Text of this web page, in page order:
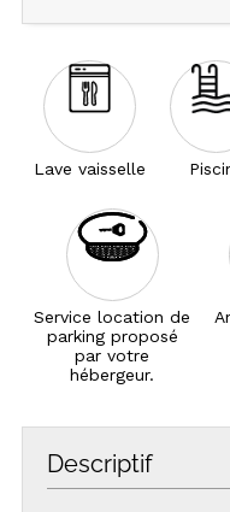
Lave vaisselle
Service location de
parking proposé
par votre
hébergeur.
Descriptif